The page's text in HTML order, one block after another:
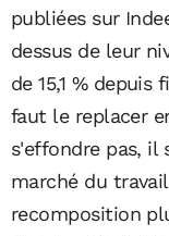
publiées sur
dessus de leur
de 15,1 %
faut le replacer
s'effondre pas, il
marché du
recomposition